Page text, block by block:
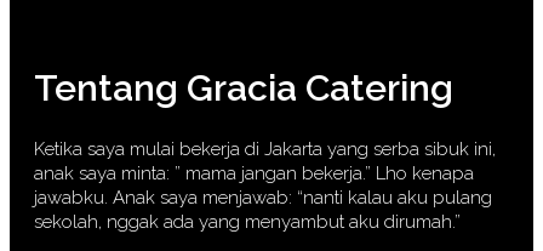
Tentang Gracia Catering
Ketika saya mulai bekerja di Jakarta yang serba sibuk ini,
anak saya minta: ” mama jangan bekerja.” Lho kenapa
jawabku. Anak saya menjawab: “nanti kalau aku pulang
sekolah, nggak ada yang menyambut aku dirumah.”